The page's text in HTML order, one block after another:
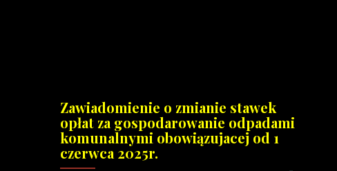
Zawiadomienie o zmianie stawek
opłat za gospodarowanie odpadami
komunalnymi obowiązujacej od 1
czerwca 2025r.